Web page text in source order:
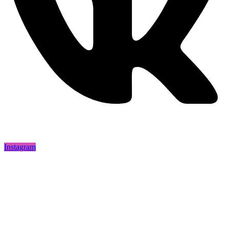
Instagram